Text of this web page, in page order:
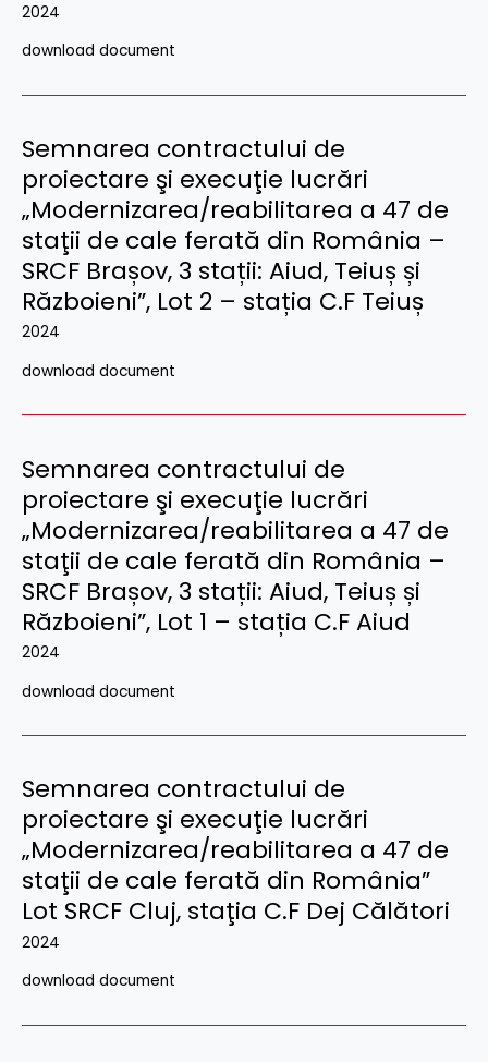
2024
download document
Semnarea contractului de
proiectare şi execuţie lucrări
„Modernizarea/reabilitarea a 47 de
staţii de cale ferată din România –
SRCF Brașov, 3 stații: Aiud, Teiuș și
Războieni”, Lot 2 – stația C.F Teiuș
2024
download document
Semnarea contractului de
proiectare şi execuţie lucrări
„Modernizarea/reabilitarea a 47 de
staţii de cale ferată din România –
SRCF Brașov, 3 stații: Aiud, Teiuș și
Războieni”, Lot 1 – stația C.F Aiud
2024
download document
Semnarea contractului de
proiectare şi execuţie lucrări
„Modernizarea/reabilitarea a 47 de
staţii de cale ferată din România”
Lot SRCF Cluj, staţia C.F Dej Călători
2024
download document